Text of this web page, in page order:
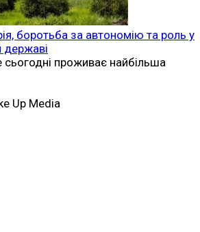
боротьба за автономію та роль у
державі
сьогодні проживає найбільша
Up Media